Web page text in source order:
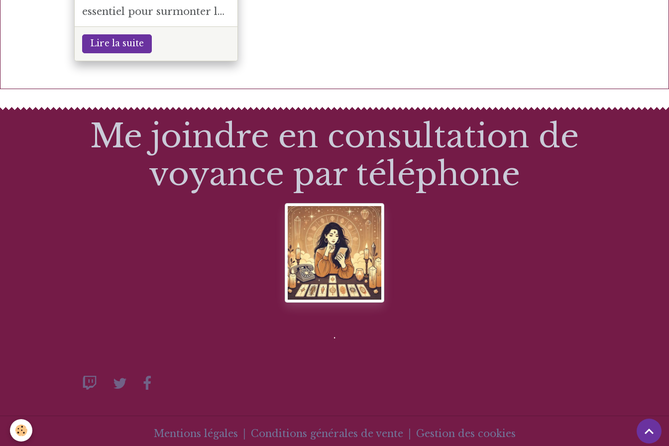
essentiel pour surmonter les
obstacles, atteindre ses
objectifs et rester stable
émotionnellement. La bonne
nouvelle ? Cette compétence
n’est pas innée. Elle se
votre esprit au quotidien.
Lire la suite
Me joindre en consultation de
voyance par téléphone
.
Mentions légales Conditions générales de vente Gestion des cookies